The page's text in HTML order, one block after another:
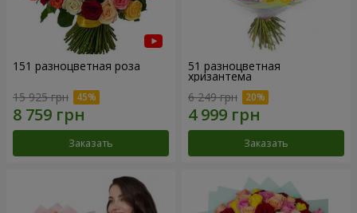
151 разноцветная роза
15 925 грн
Заказать
51 разноцветная
хризантема
6 249 грн
Заказать